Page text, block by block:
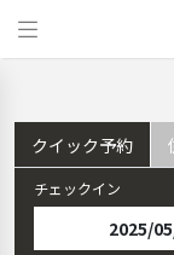
クイック予約
チェックイン